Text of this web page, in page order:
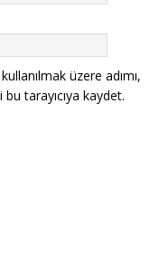
üzere adımı,
tarayıcıya kaydet.